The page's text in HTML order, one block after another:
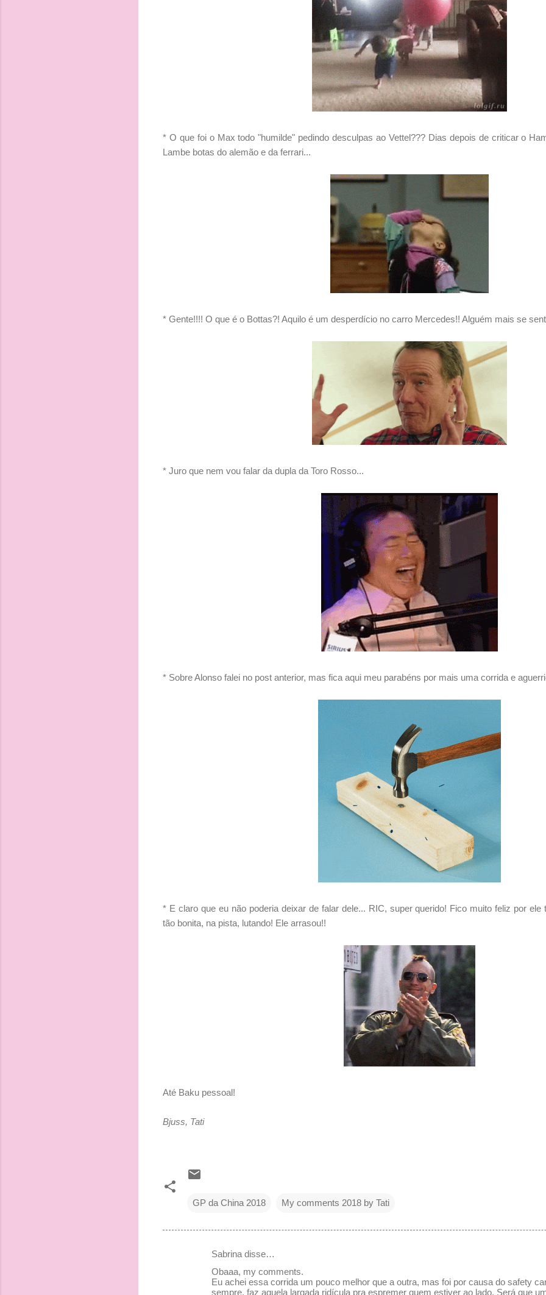
* O que foi o Max todo "humilde" pedindo desculpas ao Vettel??? Dias depois de criticar o
Lambe botas do alemão e da ferrari...
* Gente!!!! O que é o Bottas?! Aquilo é um desperdício no carro Mercedes!! Alguém mais se
* Juro que nem vou falar da dupla da Toro Rosso...
* Sobre Alonso falei no post anterior, mas fica aqui meu parabéns por mais uma corrida e
* E claro que eu não poderia deixar de falar dele... RIC, super querido! Fico muito feliz por
tão bonita, na pista, lutando! Ele arrasou!!
Até Baku pessoal!
Bjuss, Tati
GP da China 2018 My comments 2018 by Tati
Sabrina disse…
Obaaa, my comments.
Eu achei essa corrida um pouco melhor que a outra, mas foi por causa do safety
sempre, faz aquela largada ridícula pra espremer quem estiver ao lado. Será que